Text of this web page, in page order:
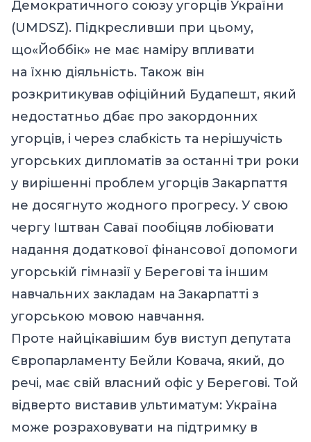
Демократичного союзу угорців України
(UMDSZ). Підкресливши при цьому,
що«Йоббік» не має наміру впливати
на їхню діяльність. Також він
розкритикував офіційний Будапешт, який
недостатньо дбає про закордонних
угорців, і через слабкість та нерішучість
угорських дипломатів за останні три роки
у вирішенні проблем угорців Закарпаття
не досягнуто жодного прогресу. У свою
чергу Іштван Саваї пообіцяв лобіювати
надання додаткової фінансової допомоги
угорській гімназії у Берегові та іншим
навчальних закладам на Закарпатті з
угорською мовою навчання.
Проте найцікавішим був виступ депутата
Європарламенту Бейли Ковача, який, до
речі, має свій власний офіс у Берегові. Той
відверто виставив ультиматум: Україна
може розраховувати на підтримку в